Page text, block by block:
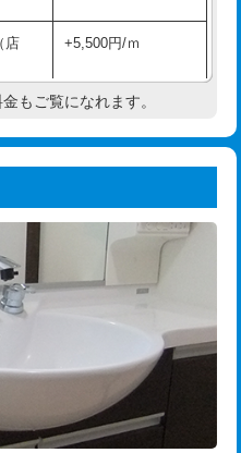
）
27,500円
38,500円
38,500円
現場見積
です。
3,300円
5,500円
ド止
5,500円
し作
11,000円
使
33,000円
使
銅
44,000円
店
+5,500円/ｍ
現地調査
+3,300円
33,000円
・修
業）
11,000円
・修
22,000円
もご覧になれます。